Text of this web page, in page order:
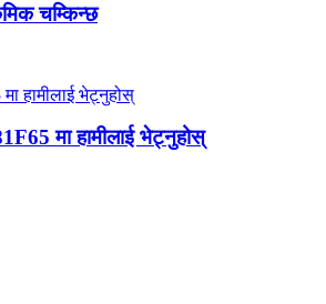
चम्किन्छ
मा हामीलाई भेट्नुहोस्